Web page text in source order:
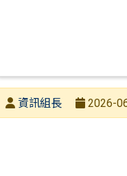
發布者資訊組長
2026-